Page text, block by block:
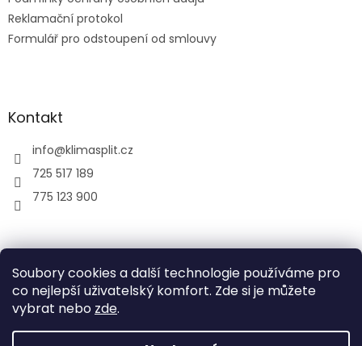
Soubory cookies a další technologie používáme pro
co nejlepší uživatelský komfort. Zde si je můžete
vybrat nebo zde.
Reklamační protokol
Formulář pro odstoupení od smlouvy
Kontakt
info@klimasplit.cz
725 517 189
775 123 900
air-cool
Vytvořil Shoptet